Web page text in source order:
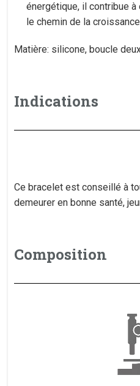
énergétique, il contribue
le chemin de la
Matière: silicone, boucle
Indications
Ce bracelet est conseillé à
demeurer en bonne santé,
Composition